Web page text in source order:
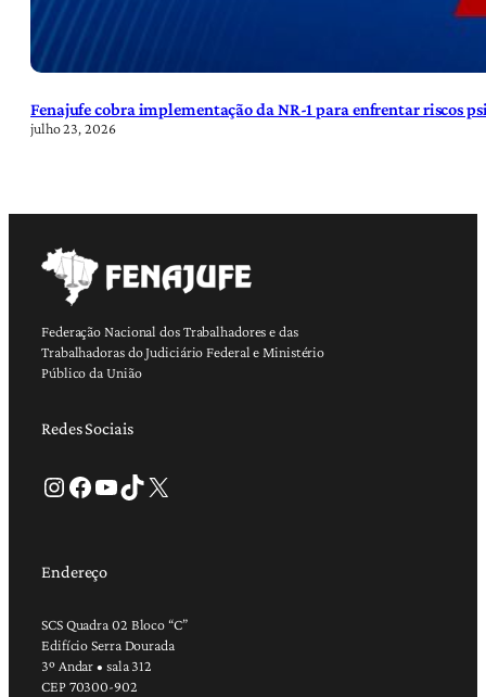
Fenajufe cobra implementação da NR-1 para enfrentar riscos
julho 23, 2026
Federação Nacional dos Trabalhadores e das
Trabalhadoras do Judiciário Federal e Ministério
Público da União
Redes Sociais
Instagram Facebook Youtube TikTok X
Endereço
SCS Quadra 02 Bloco “C”
Edifício Serra Dourada
3º Andar • sala 312
CEP 70300-902